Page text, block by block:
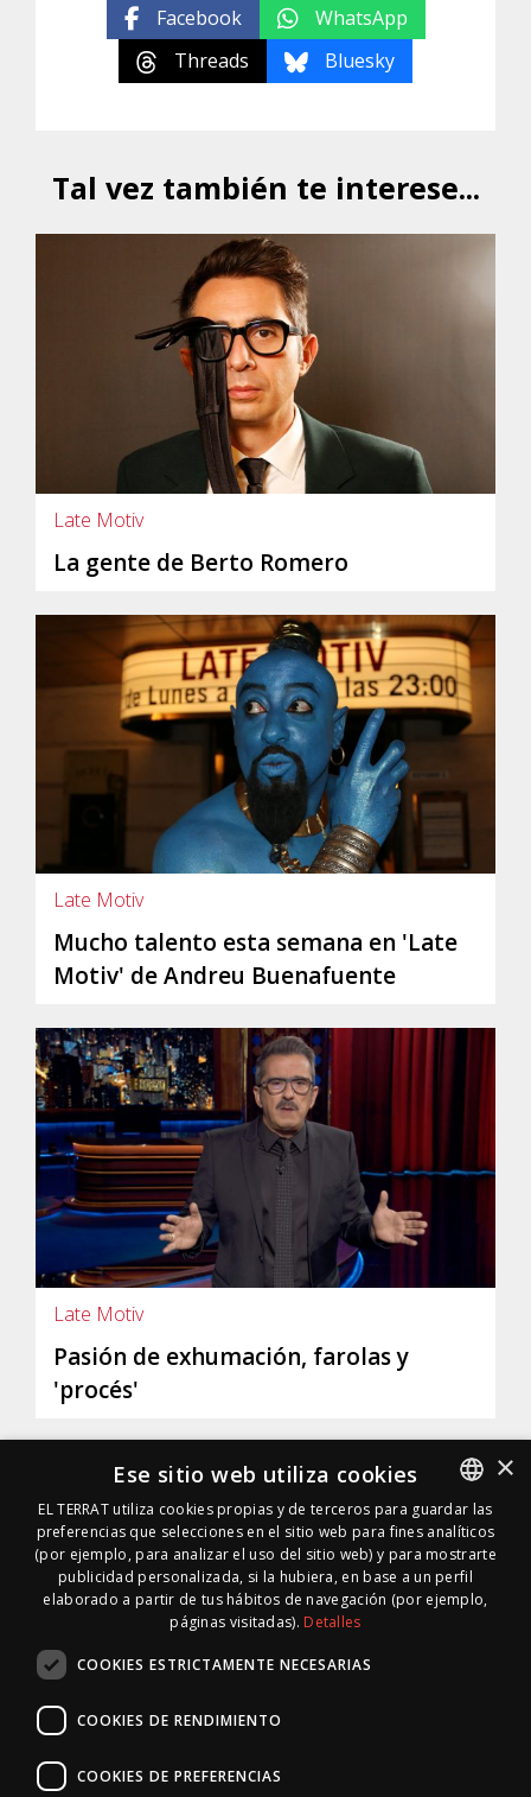
Facebook
WhatsApp
Threads
Bluesky
Tal vez también te interese...
Late Motiv
La gente de Berto Romero
Late Motiv
Mucho talento esta semana en 'Late
Motiv' de Andreu Buenafuente
Late Motiv
Pasión de exhumación, farolas y
'procés'
© 1996 · 2026 * EL TERRAT GESTIONES XXI, S.L.U.
SPANISH
SPANISH
×
Ese sitio web utiliza cookies
EL TERRAT utiliza cookies propias y de terceros para guardar las
preferencias que selecciones en el sitio web para fines analíticos
(por ejemplo, para analizar el uso del sitio web) y para mostrarte
publicidad personalizada, si la hubiera, en base a un perfil
elaborado a partir de tus hábitos de navegación (por ejemplo,
páginas visitadas). Detalles
COOKIES ESTRICTAMENTE NECESARIAS
COOKIES DE RENDIMIENTO
COOKIES DE PREFERENCIAS